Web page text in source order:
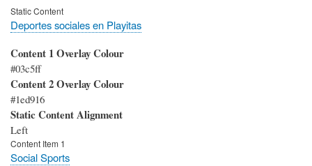
Static Content
Deportes sociales en Playitas
Content 1 Overlay Colour
#03c5ff
Content 2 Overlay Colour
#1ed916
Static Content Alignment
Left
Content Item 1
Social Sports